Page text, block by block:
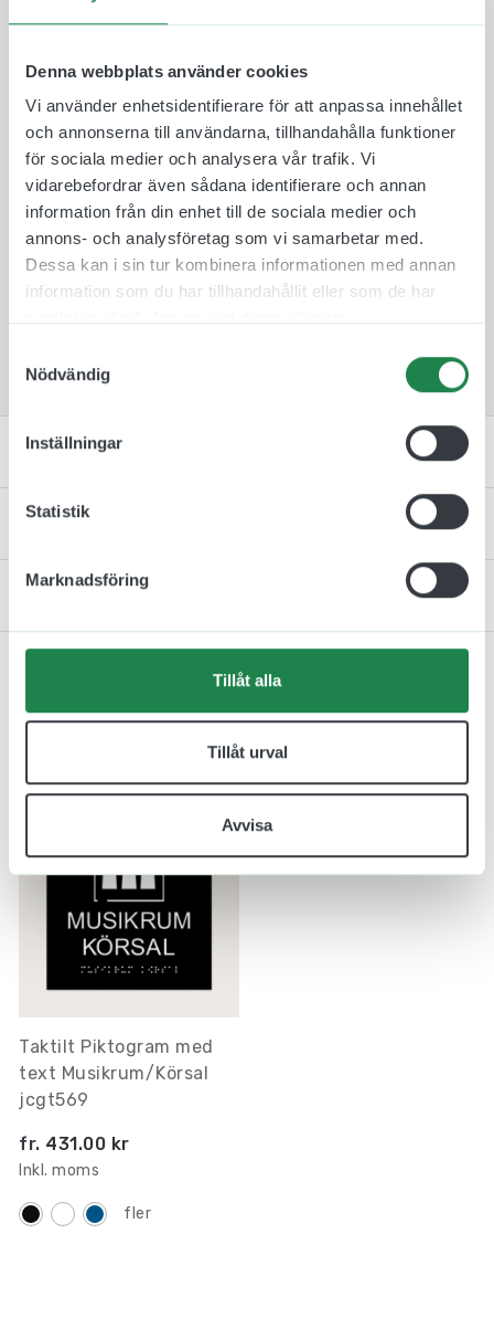
Denna webbplats använder cookies
Vi använder enhetsidentifierare för att anpassa innehållet
och annonserna till användarna, tillhandahålla funktioner
för sociala medier och analysera vår trafik. Vi
vidarebefordrar även sådana identifierare och annan
information från din enhet till de sociala medier och
annons- och analysföretag som vi samarbetar med.
Dessa kan i sin tur kombinera informationen med annan
information som du har tillhandahållit eller som de har
Nödvändig
Inställningar
Statistik
Marknadsföring
Tillåt alla
Tillåt urval
Avvisa
Plastskyltarna finns i 10 olika färger att välja
Skylten monteras därefter på en medföljande
väggkonsol som skruvas fast med medföljande
skruv och plugg. Tack vare denna fästmetod så är
skulle byta plats.
Flaggskylten Musiksal /Körsal är en skylt som t. ex
Specifikation
Monteringsinstruktion
Kontakta oss
Relaterade produkter
Taktilt Piktogram med
text Musikrum/Körsal
jcgt569
fr. 431.00 kr
Inkl. moms
fler